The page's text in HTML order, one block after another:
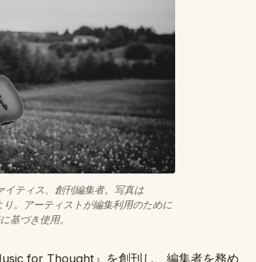
イティス、創刊編集者。写真は
。アーティストが編集利用のために
基づき使用。
for Thought』を創刊し、編集者を務め